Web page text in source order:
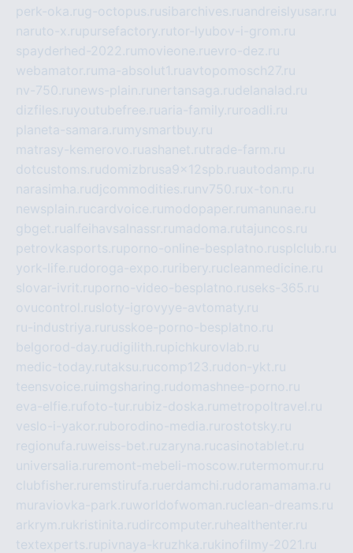
perk-oka.rug-octopus.rusibarchives.ruandreislyusar.ru
naruto-x.rupursefactory.rutor-lyubov-i-grom.ru
spayderhed-2022.ru movieone.ruevro-dez.ru
webamator.ru ma-absolut1.ruavtopomosch27.ru
nv-750.ru news-plain.ru nertansaga.rudelanalad.ru
dizfiles.ruyoutubefree.ruaria-family.ru roadli.ru
planeta-samara.ru mysmartbuy.ru
matrasy-kemerovo.ruashanet.rutrade-farm.ru
dotcustoms.rudomizbrusa9x12spb.ruautodamp.ru
narasimha.rudjcommodities.ru nv750.rux-ton.ru
newsplain.rucardvoice.ru modopaper.ru manunae.ru
gbget.rualfeihavsalnassr.ru madoma.rutajuncos.ru
petrovkasports.ruporno-online-besplatno.rusplclub.ru
york-life.rudoroga-expo.ru ribery.rucleanmedicine.ru
slovar-ivrit.ruporno-video-besplatno.ruseks-365.ru
ovucontrol.rusloty-igrovyye-avtomaty.ru
ru-industriya.ru russkoe-porno-besplatno.ru
belgorod-day.rudigilith.rupichkurovlab.ru
medic-today.rutaksu.rucomp123.rudon-ykt.ru
teensvoice.ru imgsharing.rudomashnee-porno.ru
eva-elfie.rufoto-tur.rubiz-doska.ru metropoltravel.ru
veslo-i-yakor.ruborodino-media.ru rostotsky.ru
regionufa.ruweiss-bet.ruzaryna.rucasinotablet.ru
universalia.ru remont-mebeli-moscow.rutermomur.ru
clubfisher.ru remstirufa.ruerdamchi.rudoramamama.ru
muraviovka-park.ruworldofwoman.ruclean-dreams.ru
arkrym.rukristinita.rudircomputer.ru healthenter.ru
textexperts.rupivnaya-kruzhka.rukinofilmy-2021.ru